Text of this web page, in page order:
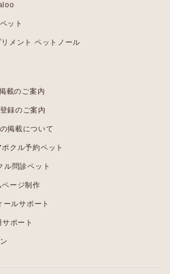
ット
メント ペットノール
載のご案内
録のご案内
掲載について
クル予約ペット
ル問診ペット
ージ制作
ルサポート
ポート